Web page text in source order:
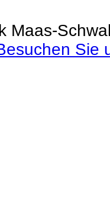
Maas-
Sie